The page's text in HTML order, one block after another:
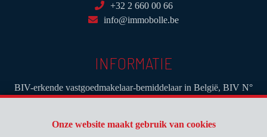
Onze website maakt gebruik van cookies
+32 2 660 00 66
info@immobolle.be
INFORMATIE
BIV-erkende vastgoedmakelaar-bemiddelaar in België, BIV N°
505 38 50 - info@biv.be) -www.biv.be-Deontologische code